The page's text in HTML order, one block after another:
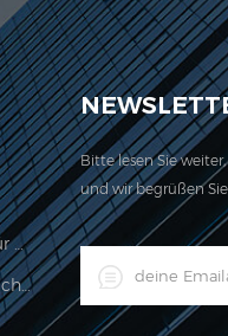
Preisberechnungswaage Legal Für Den Handel
LED-Digital-Industrieller Wasserdichter Waage-Indikator
Bitte lesen Sie
und wir begrüßen